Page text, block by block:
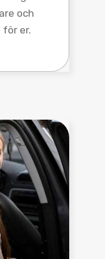
och
er.